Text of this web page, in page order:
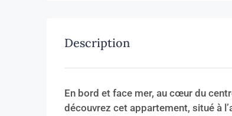
Description
En bord et face mer, au cœur du
découvrez cet appartement, situé à